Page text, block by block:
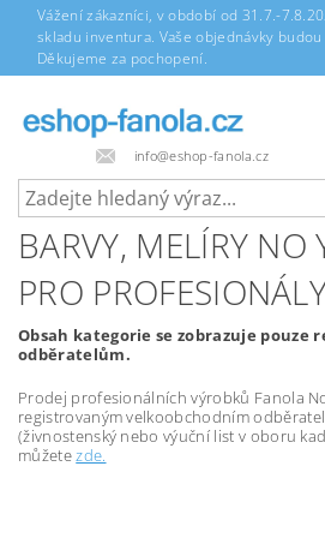
Vážení zákazníci, v období od 31.7.-
skladu inventura. Vaše objednávky
Děkujeme za pochopení.
info@eshop-fanola.cz
BARVY, MELÍRY NO
PRO
Obsah kategorie se zobrazuje pouze
odběratelům.
Prodej profesionálních výrobků Fanola
registrovaným velkoobchodním
(živnostenský nebo výuční list v oboru
můžete zde.